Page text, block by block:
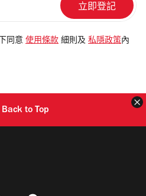
同意 使用條款 細則及 私隱政策 內
Back to Top